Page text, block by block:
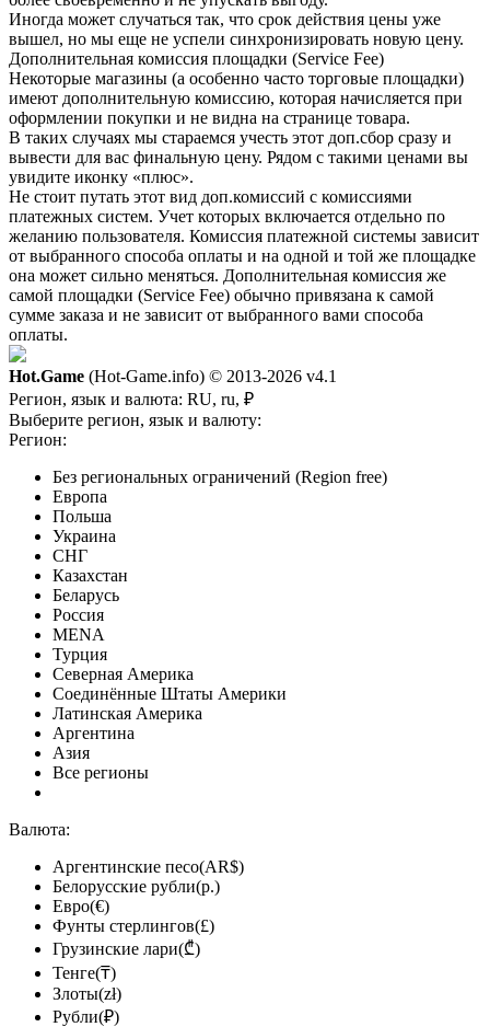
Иногда может случаться так, что срок действия цены уже
вышел, но мы еще не успели синхронизировать новую цену.
Дополнительная комиссия площадки (Service Fee)
Некоторые магазины (а особенно часто торговые площадки)
имеют дополнительную комиссию, которая начисляется при
оформлении покупки и не видна на странице товара.
В таких случаях мы стараемся учесть этот доп.сбор сразу и
вывести для вас финальную цену. Рядом с такими ценами вы
увидите иконку «плюс».
Не стоит путать этот вид доп.комиссий с комиссиями
платежных систем. Учет которых включается отдельно по
желанию пользователя. Комиссия платежной системы зависит
от выбранного способа оплаты и на одной и той же площадке
она может сильно меняться. Дополнительная комиссия же
самой площадки (Service Fee) обычно привязана к самой
сумме заказа и не зависит от выбранного вами способа
оплаты.
Hot.Game (Hot-Game.info) © 2013-2026 v4.1
Регион, язык и валюта: RU, ru, ₽
Выберите регион, язык и валюту:
Регион:
Без региональных ограничений (Region free)
Европа
Польша
Украина
СНГ
Казахстан
Беларусь
Россия
MENA
Турция
Северная Америка
Соединённые Штаты Америки
Латинская Америка
Аргентина
Азия
Все регионы
Валюта:
Аргентинские песо(AR$)
Белорусские рубли(р.)
Евро(€)
Фунты стерлингов(£)
Грузинские лари(₾)
Тенге(₸)
Злоты(zł)
Рубли(₽)